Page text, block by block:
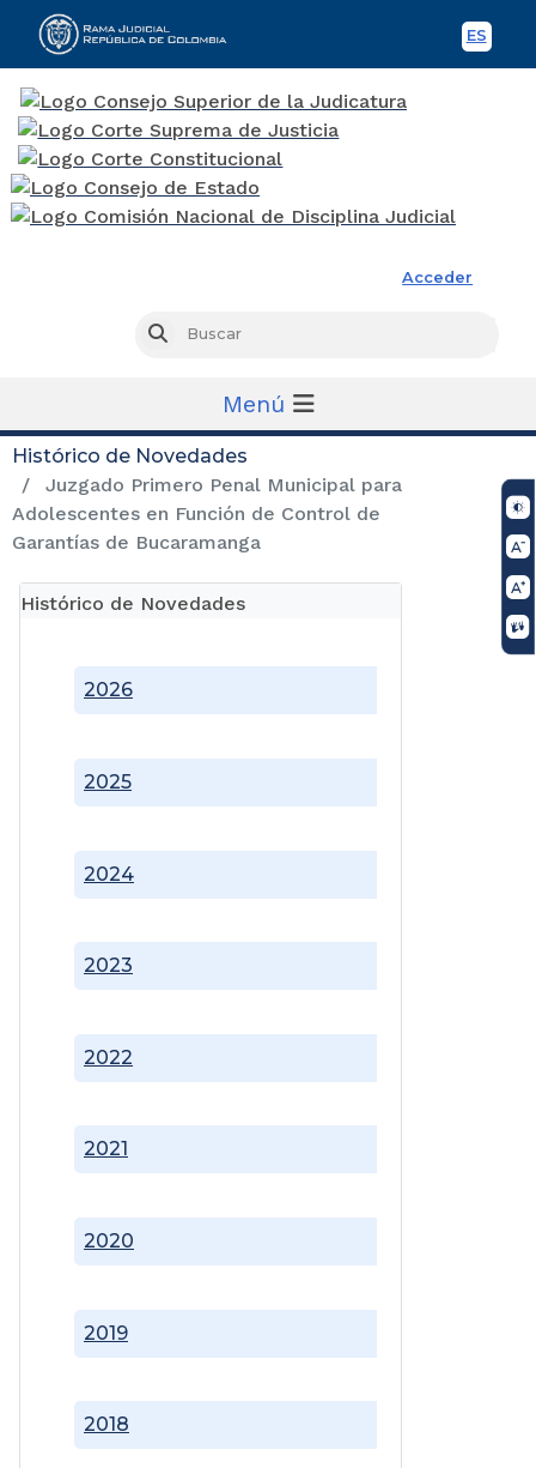
ES
Acceder
Buscar
Menú
Histórico de Novedades
Juzgado Primero Penal Municipal para
Adolescentes en Función de Control de
Garantías de Bucaramanga
Histórico de Novedades
2018
2019
2020
2021
2022
2023
2024
2025
2026